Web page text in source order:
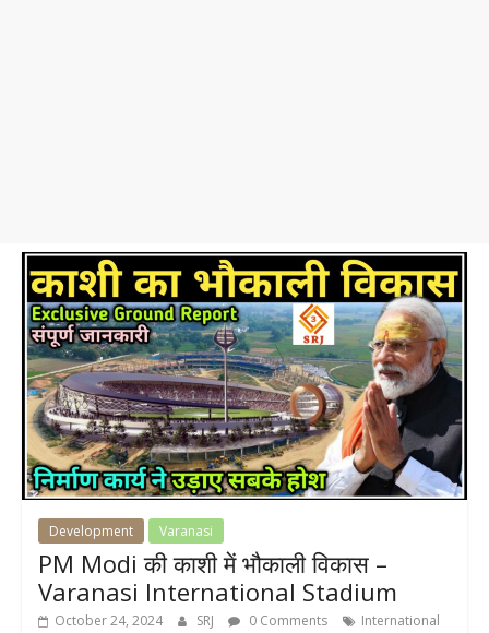
Development Varanasi
PM Modi की काशी में भौकाली विकास –
Varanasi International Stadium
October 24, 2024 SRJ 0 Comments
International